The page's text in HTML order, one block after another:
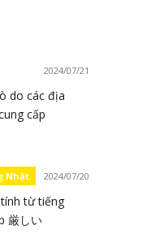
2024/07/21
do các địa
cấp
Nhật 2024/07/20
từ tiếng
厳しい